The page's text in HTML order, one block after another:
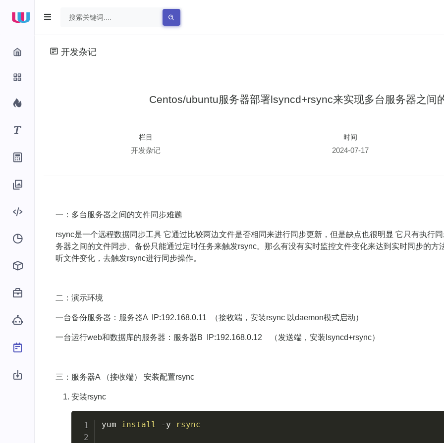
开发杂记
Centos/ubuntu服务器部署lsyncd+rsync来实现多台服务器之间
栏目
开发杂记
时间
2024-07-17
一：多台服务器之间的文件同步难题
rsync是一个远程数据同步工具 它通过比较两边文件是否相同来进行同步更新，但是缺点也很明显 它只有执行
务器之间的文件同步、备份只能通过定时任务来触发rsync。那么有没有实时监控文件变化来达到实时同步的
听文件变化，去触发rsync进行同步操作。
二：演示环境
一台备份服务器：服务器A IP:192.168.0.11 （接收端，安装rsync 以daemon模式启动）
一台运行web和数据库的服务器：服务器B IP:192.168.0.12 （发送端，安装lsyncd+rsync）
三：服务器A （接收端） 安装配置rsync
安装rsync
yum install -y rsync